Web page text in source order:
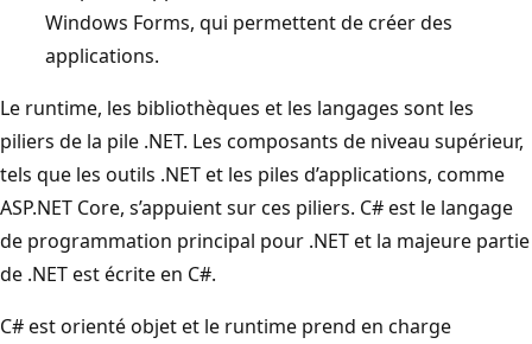
Windows Forms, qui permettent de créer des
applications.
Le runtime, les bibliothèques et les langages sont les
piliers de la pile .NET. Les composants de niveau supérieur,
tels que les outils .NET et les piles d’applications, comme
ASP.NET Core, s’appuient sur ces piliers. C# est le langage
de programmation principal pour .NET et la majeure partie
de .NET est écrite en C#.
C# est orienté objet et le runtime prend en charge